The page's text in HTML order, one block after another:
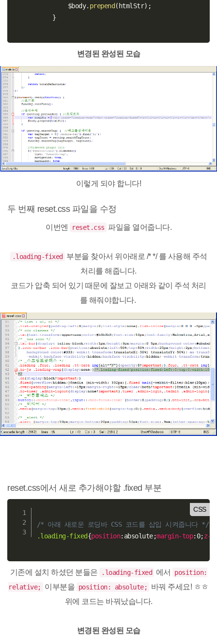
		$body
. prepend ( htmlStr) ;
}
변경된 완성된 모습
이렇게 되야 합니다!
두 번째 reset.css 파일을 수정
이번엔 reset.css 파일을 열어줍니다.
.loading-fixed 부분을 찾아서 위아래로 /* */ 를 사용해 주석
처리를 해줍니다.
코드가 압축 되어 있기 때문에 잘보고 아래와 같이 주석 처리
를 해줘야합니다.
reset.css에서 새로 추가해야할 .fixed 부분
CSS
/* 아래 새로운 로딩바 CSS 코드를 삽입 시켜줍니다 */
.loading-fixed{position: absolute;margin-top: 0;z-
기존에 설치 하셨던 분들은 .loading-fixed 에서
position:
relative;
이부분을 position: absolute;
바꿔 주세요! ㅎㅎ
위에 코드는 바꿔났습니다.
변경된 완성된 모습